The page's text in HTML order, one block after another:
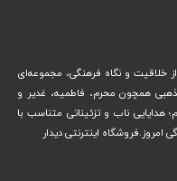
خلاقیت و نگاه فرهنگی، مجموعه‌ای
همچون محرم، فاطمیه، غدیر و
هدایایی ناب و تزئیناتی متناسب با
اینترنتی دیدار